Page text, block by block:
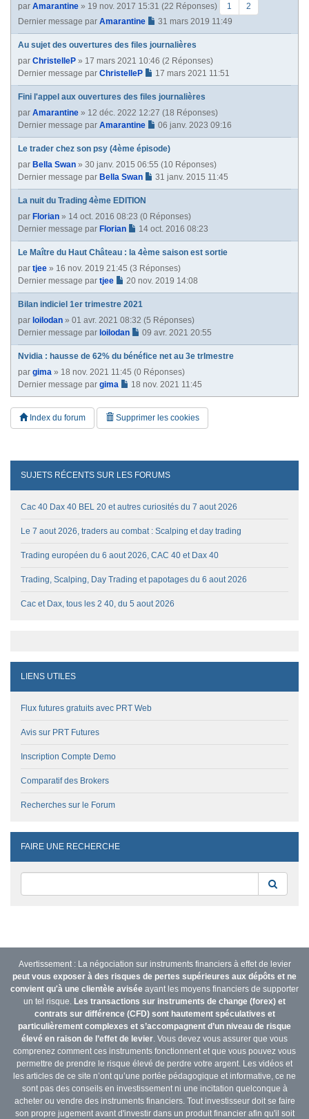
par Amarantine » 19 nov. 2017 15:31 (22 Réponses) 1
2
Dernier message par Amarantine 31 mars 2019 11:49
Au sujet des ouvertures des files journalières
par ChristelleP » 17 mars 2021 10:46 (2 Réponses)
Dernier message par ChristelleP 17 mars 2021 11:51
Fini l'appel aux ouvertures des files journalières
par Amarantine » 12 déc. 2022 12:27 (18 Réponses)
Dernier message par Amarantine 06 janv. 2023 09:16
Le trader chez son psy (4ème épisode)
par Bella Swan » 30 janv. 2015 06:55 (10 Réponses)
Dernier message par Bella Swan 31 janv. 2015 11:45
La nuit du Trading 4ème EDITION
par Florian » 14 oct. 2016 08:23 (0 Réponses)
Dernier message par Florian 14 oct. 2016 08:23
Le Maître du Haut Château : la 4ème saison est sortie
par tjee » 16 nov. 2019 21:45 (3 Réponses)
Dernier message par tjee 20 nov. 2019 14:08
Bilan indiciel 1er trimestre 2021
par loilodan » 01 avr. 2021 08:32 (5 Réponses)
Dernier message par loilodan 09 avr. 2021 20:55
Nvidia : hausse de 62% du bénéfice net au 3e trImestre
par gima » 18 nov. 2021 11:45 (0 Réponses)
Dernier message par gima 18 nov. 2021 11:45
Index du forum Supprimer les cookies
SUJETS RÉCENTS SUR LES FORUMS
Cac 40 Dax 40 BEL 20 et autres curiosités du 7 aout 2026
Le 7 aout 2026, traders au combat : Scalping et day trading
Trading européen du 6 aout 2026, CAC 40 et Dax 40
Trading, Scalping, Day Trading et papotages du 6 aout 2026
Cac et Dax, tous les 2 40, du 5 aout 2026
LIENS UTILES
Flux futures gratuits avec PRT Web
Avis sur PRT Futures
Inscription Compte Demo
Comparatif des Brokers
Recherches sur le Forum
FAIRE UNE RECHERCHE
Avertissement : La négociation sur instruments financiers à effet de levier
peut vous exposer à des risques de pertes supérieures aux dépôts et ne
convient qu'à une clientèle avisée ayant les moyens financiers de supporter
un tel risque. Les transactions sur instruments de change (forex) et
contrats sur différence (CFD) sont hautement spéculatives et
particulièrement complexes et s’accompagnent d’un niveau de risque
élevé en raison de l’effet de levier. Vous devez vous assurer que vous
comprenez comment ces instruments fonctionnent et que vous pouvez vous
permettre de prendre le risque élevé de perdre votre argent. Les vidéos et
les articles de ce site n’ont qu’une portée pédagogique et informative, ce ne
sont pas des conseils en investissement ni une incitation quelconque à
acheter ou vendre des instruments financiers. Tout investisseur doit se faire
son propre jugement avant d'investir dans un produit financier afin qu'il soit